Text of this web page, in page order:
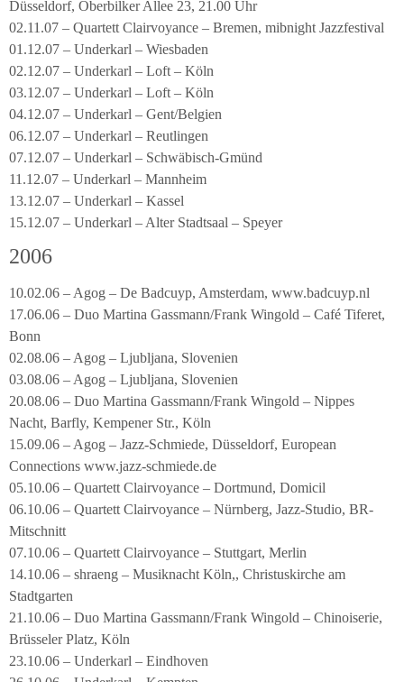
Düsseldorf, Oberbilker Allee 23, 21.00 Uhr
02.11.07 – Quartett Clairvoyance – Bremen, mibnight Jazzfestival
01.12.07 – Underkarl – Wiesbaden
02.12.07 – Underkarl – Loft – Köln
03.12.07 – Underkarl – Loft – Köln
04.12.07 – Underkarl – Gent/Belgien
06.12.07 – Underkarl – Reutlingen
07.12.07 – Underkarl – Schwäbisch-Gmünd
11.12.07 – Underkarl – Mannheim
13.12.07 – Underkarl – Kassel
15.12.07 – Underkarl – Alter Stadtsaal – Speyer
2006
10.02.06 – Agog – De Badcuyp, Amsterdam, www.badcuyp.nl
17.06.06 – Duo Martina Gassmann/Frank Wingold – Café Tiferet,
Bonn
02.08.06 – Agog – Ljubljana, Slovenien
03.08.06 – Agog – Ljubljana, Slovenien
20.08.06 – Duo Martina Gassmann/Frank Wingold – Nippes
Nacht, Barfly, Kempener Str., Köln
15.09.06 – Agog – Jazz-Schmiede, Düsseldorf, European
Connections www.jazz-schmiede.de
05.10.06 – Quartett Clairvoyance – Dortmund, Domicil
06.10.06 – Quartett Clairvoyance – Nürnberg, Jazz-Studio, BR-
Mitschnitt
07.10.06 – Quartett Clairvoyance – Stuttgart, Merlin
14.10.06 – shraeng – Musiknacht Köln,, Christuskirche am
Stadtgarten
21.10.06 – Duo Martina Gassmann/Frank Wingold – Chinoiserie,
Brüsseler Platz, Köln
23.10.06 – Underkarl – Eindhoven